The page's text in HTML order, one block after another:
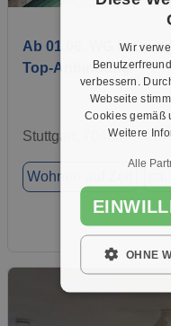
Ab 01.06. WG in
Top-Anbindung
Stuttgart, 70435
Wohnen auf Zeit
Wir
verbessern.
Webseite
Cookies gemäß
Weitere
Alle
OHNE